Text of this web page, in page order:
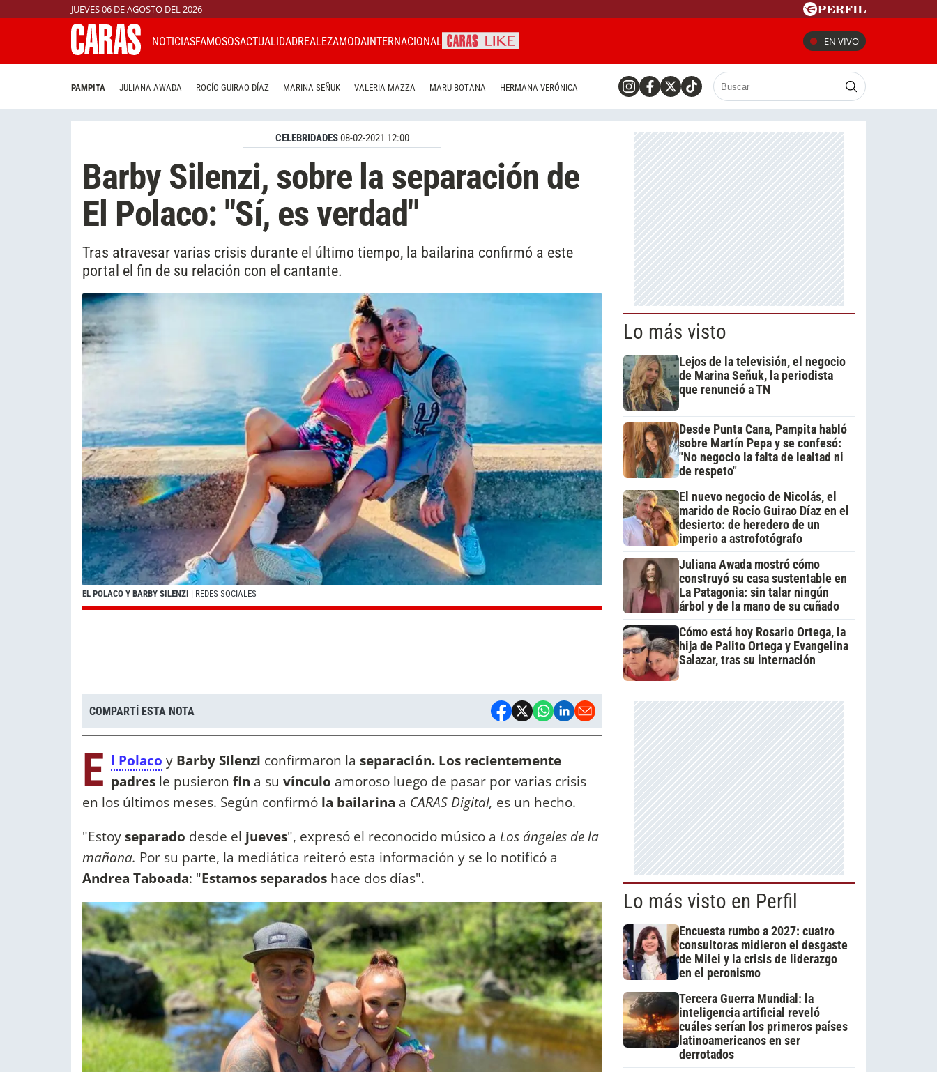
JUEVES 06 DE AGOSTO DEL 2026
NOTICIASFAMOSOSACTUALIDADREALEZAMODAINTERNACIONAL EN VIVO
PAMPITA JULIANA AWADA ROCÍO GUIRAO DÍAZ MARINA SEÑUK VALERIA MAZZA MARU BOTANA HERMANA VERÓNICA
CELEBRIDADES08-02-2021 12:00
Barby Silenzi, sobre la separación de
El Polaco: "Sí, es verdad"
Tras atravesar varias crisis durante el último tiempo, la bailarina confirmó a este
portal el fin de su relación con el cantante.
EL POLACO Y BARBY SILENZI | REDES SOCIALES
COMPARTÍ ESTA NOTA
E l Polaco y Barby Silenzi confirmaron la separación. Los recientemente
padres le pusieron fin a su vínculo amoroso luego de pasar por varias crisis
en los últimos meses. Según confirmó la bailarina a CARAS Digital, es un hecho.
"Estoyseparado desde el jueves", expresó el reconocido músico a Los ángeles de la
mañana. Por su parte, la mediática reiteró esta información y se lo notificó a
Andrea Taboada: "Estamos separados hace dos días".
Lo más visto
Lejos de la televisión, el negocio
de Marina Señuk, la periodista
que renunció a TN
Desde Punta Cana, Pampita habló
sobre Martín Pepa y se confesó:
"No negocio la falta de lealtad ni
de respeto"
El nuevo negocio de Nicolás, el
marido de Rocío Guirao Díaz en el
desierto: de heredero de un
imperio a astrofotógrafo
Juliana Awada mostró cómo
construyó su casa sustentable en
La Patagonia: sin talar ningún
árbol y de la mano de su cuñado
Cómo está hoy Rosario Ortega, la
hija de Palito Ortega y Evangelina
Salazar, tras su internación
Lo más visto en Perfil
Encuesta rumbo a 2027: cuatro
consultoras midieron el desgaste
de Milei y la crisis de liderazgo
en el peronismo
Tercera Guerra Mundial: la
inteligencia artificial reveló
cuáles serían los primeros países
latinoamericanos en ser
derrotados